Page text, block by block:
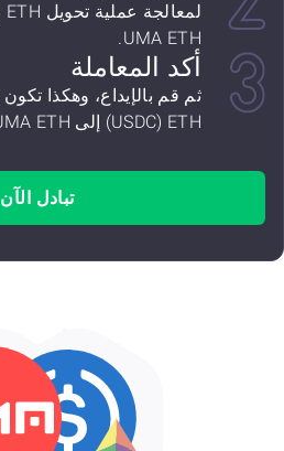
UMA ETH.
أكد المعاملة
(USDC) ETH إلى UMA ETH!
تبادل الآن